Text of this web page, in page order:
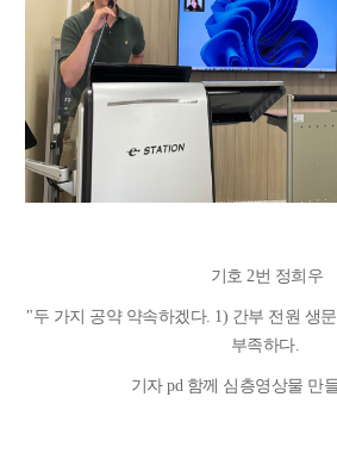
기호 2번 정희우
"두 가지 공약 약속하겠다. 1) 간부 전원 생
부족하다.
기자 pd 함께 심층영상물 만